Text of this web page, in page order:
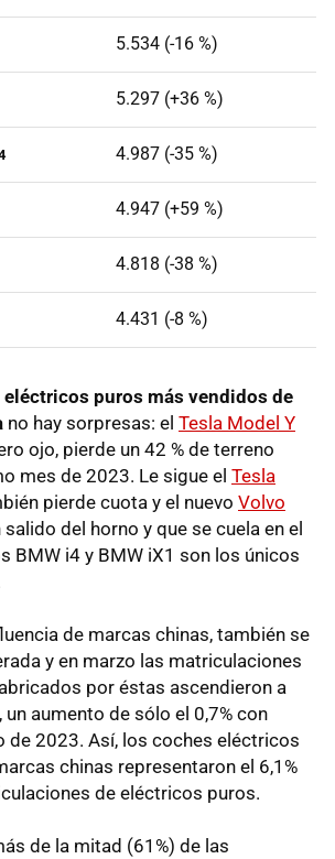
5.534 (-16 %)
5.297 (+36 %)
4.987 (-35 %)
4.947 (+59 %)
4.818 (-38 %)
4.431 (-8 %)
puros más vendidos de
no hay sorpresas: el Tesla Model Y
ojo, pierde un 42 % de terreno
mes de 2023. Le sigue el Tesla
pierde cuota y el nuevo Volvo
salido del horno y que se cuela en el
BMW i4 y BMW iX1 son los únicos
de marcas chinas, también se
y en marzo las matriculaciones
por éstas ascendieron a
aumento de sólo el 0,7% con
de 2023. Así, los coches eléctricos
chinas representaron el 6,1%
de eléctricos puros.
de la mitad (61%) de las